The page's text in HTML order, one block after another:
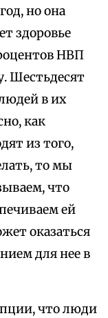
но она
здоровье
НВП
Шестьдесят
в их
как
из того,
то мы
что
ей
оказаться
для нее в
что люди